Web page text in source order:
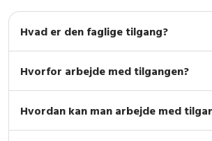
Hvad er den faglige tilgang?
Hvorfor arbejde med tilgangen?
Hvordan kan man arbejde med